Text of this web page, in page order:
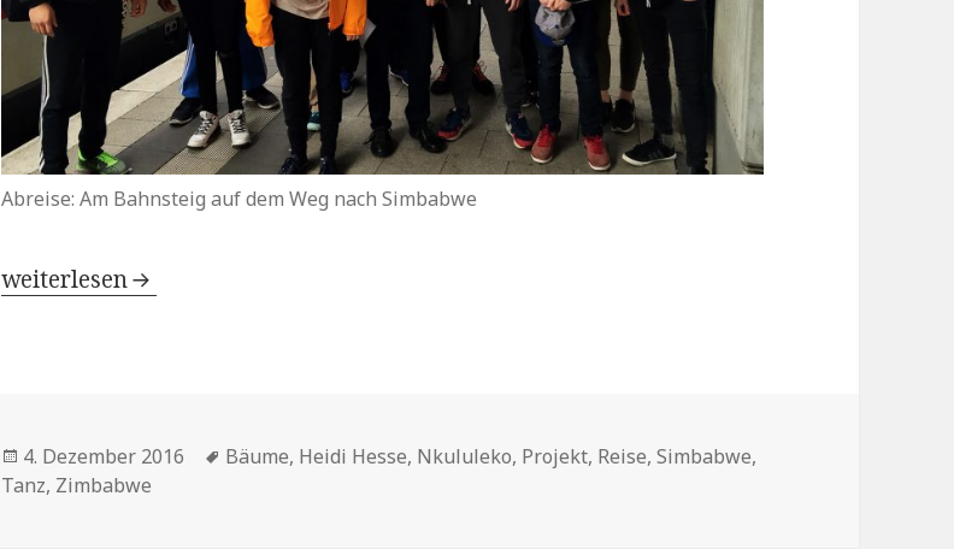
Abreise: Am Bahnsteig auf dem Weg nach Simbabwe
Wir sind dann mal weg… – Bericht einer dreiwöchigen Reise nach Simbabwe
weiterlesen
Veröffentlicht
am
4. Dezember 2016 Schlagwörter
Bäume, Heidi Hesse, Nkululeko, Projekt, Reise,Simbabwe,
Tanz, Zimbabwe